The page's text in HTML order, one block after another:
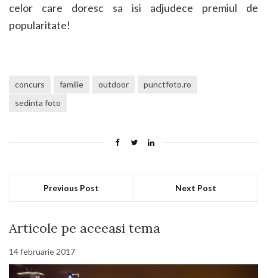
celor care doresc sa isi adjudece premiul de
popularitate!
concurs familie outdoor
punctfoto.ro
sedinta foto
Previous Post Next Post
Articole pe aceeasi tema
14 februarie 2017